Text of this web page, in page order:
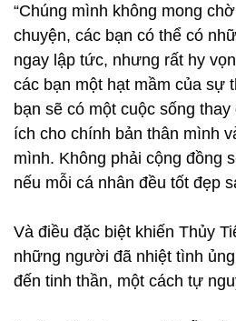
“Chúng mình không mong
chuyện, các bạn có thể có
ngay lập tức, nhưng rất hy
các bạn một hạt mầm của sự
bạn sẽ có một cuộc sống
ích cho chính bản thân mình
mình. Không phải cộng đồng
nếu mỗi cá nhân đều tốt đẹp
Và điều đặc biệt khiến Thủy
những người đã nhiệt tình
đến tinh thần, một cách tự